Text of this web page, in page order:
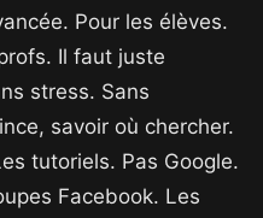
Pour les élèves.
Il faut juste
stress. Sans
savoir où chercher.
tutoriels. Pas Google.
Facebook. Les